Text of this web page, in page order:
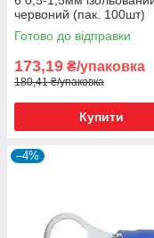
червоний (пак. 100шт)
Готово до відправки
173,19 ₴/упаковка
180,41 ₴/упаковка
Купити
–4%